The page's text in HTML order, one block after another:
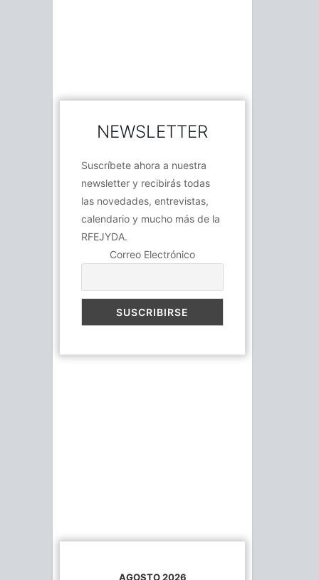
NEWSLETTER
Suscríbete ahora a nuestra
newsletter y recibirás todas
las novedades, entrevistas,
calendario y mucho más de la
RFEJYDA.
Correo Electrónico
AGOSTO 2026